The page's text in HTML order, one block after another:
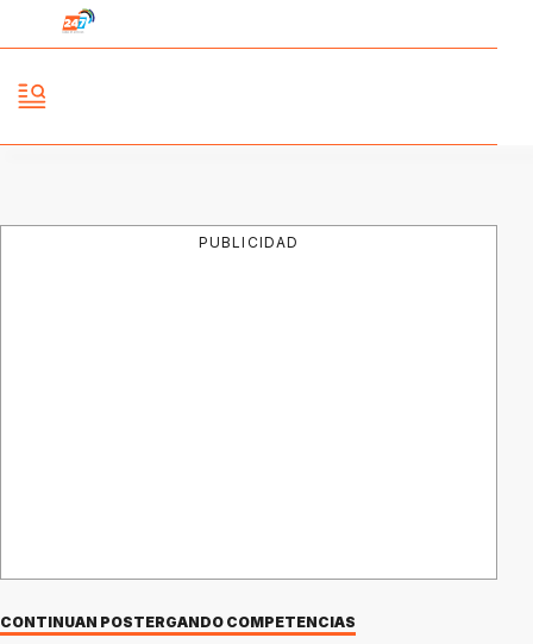
PUBLICIDAD
CONTINUAN POSTERGANDO COMPETENCIAS